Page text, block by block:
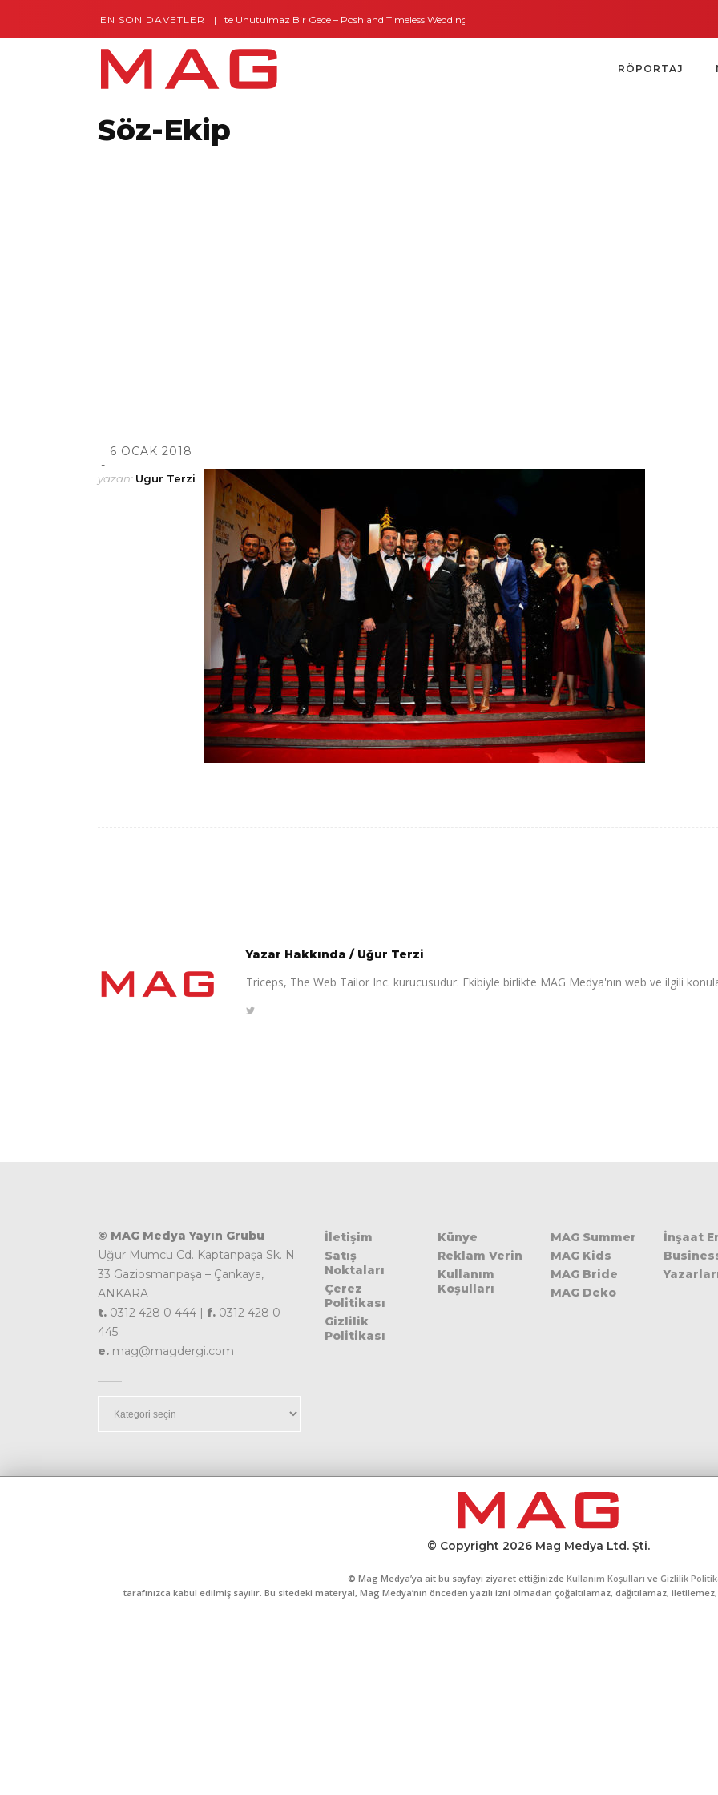
EN SON DAVETLERGaziantep’te Unutulmaz Bir Gece – Posh and Timeless Weddings
RÖPORTAJ
Söz-Ekip
6 OCAK 2018
yazan: Ugur Terzi
Yazar Hakkında / Uğur Terzi
Triceps, The Web Tailor Inc. kurucusudur. Ekibiyle birlikte MAG Medya'nın web ve ilgili
© MAG Medya Yayın Grubu
Uğur Mumcu Cd. Kaptanpaşa Sk. N.
33 Gaziosmanpaşa – Çankaya,
ANKARA
t. 0312 428 0 444 | f. 0312 428 0
445
e. mag@magdergi.com
İletişim
Satış
Noktaları
Çerez
Politikası
Gizlilik
Politikası
Künye
Reklam Verin
Kullanım
Koşulları
MAG Summer
MAG Kids
MAG Bride
MAG Deko
İnşaat
© Copyright 2026 Mag Medya Ltd. Şti.
© Mag Medya’ya ait bu sayfayı ziyaret ettiğinizde Kullanım Koşulları ve Gizlilik
tarafınızca kabul edilmiş sayılır. Bu sitedeki materyal, Mag Medya’nın önceden yazılı izni olmadan çoğaltılamaz, dağıtılamaz,